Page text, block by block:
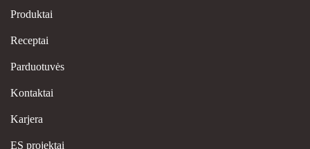
Produktai
Receptai
Parduotuvės
Kontaktai
Karjera
ES projektai